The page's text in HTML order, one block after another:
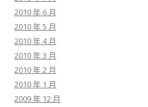
2010 年 6 月
2010 年 5 月
2010 年 4 月
2010 年 3 月
2010 年 2 月
2010 年 1 月
2009 年 12 月